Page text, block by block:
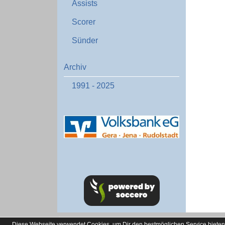
Assists
Scorer
Sünder
Archiv
1991 - 2025
soccero.de